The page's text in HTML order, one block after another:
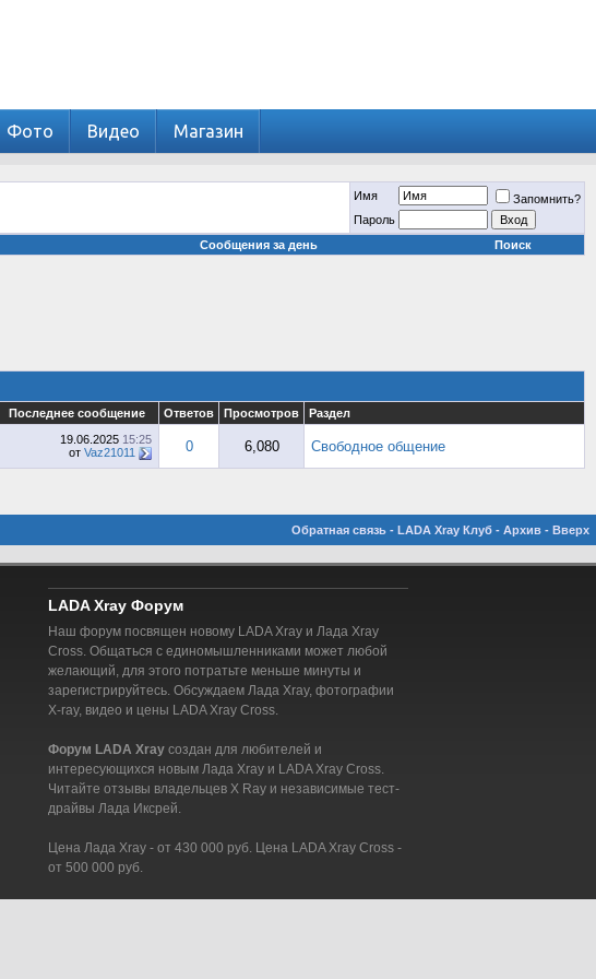
Фото Видео Магазин
Имя
Запомнить?
Пароль
Сообщения за день Поиск
Последнее сообщение Ответов Просмотров Раздел
19.06.2025 15:25
от Vaz21011 0 6,080 Свободное общение
Обратная связь - LADA Xray Клуб - Архив - Вверх
LADA Xray Форум
Наш форум посвящен новому LADA Xray и Лада Xray
Cross. Общаться с единомышленниками может любой
желающий, для этого потратьте меньше минуты и
зарегистрируйтесь. Обсуждаем Лада Xray, фотографии
X-ray, видео и цены LADA Xray Cross.
Форум LADA Xray создан для любителей и
интересующихся новым Лада Xray и LADA Xray Cross.
Читайте отзывы владельцев X Ray и независимые тест-
драйвы Лада Иксрей.
Цена Лада Xray - от 430 000 руб. Цена LADA Xray Cross -
от 500 000 руб.